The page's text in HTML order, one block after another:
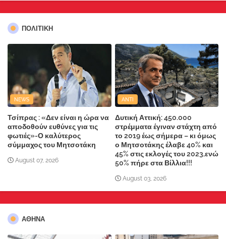
ΠΟΛΙΤΙΚΗ
NEWS
Τσίπρας : «Δεν είναι η ώρα να
αποδοθούν ευθύνες για τις
φωτιές»-Ο καλύτερος
σύμμαχος του Μητσοτάκη
August 07, 2026
ANTI
Δυτική Αττική: 450.000
στρέμματα έγιναν στάχτη από
το 2019 έως σήμερα – κι όμως
ο Μητσοτάκης έλαβε 40% και
45% στις εκλογές του 2023,ενώ
50% πήρε στα Βίλλια!!!
August 03, 2026
ΑΘΗΝΑ